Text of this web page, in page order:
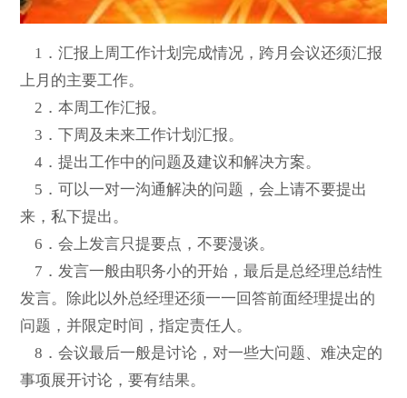
1．汇报上周工作计划完成情况，跨月会议还须汇报
上月的主要工作。
2．本周工作汇报。
3．下周及未来工作计划汇报。
4．提出工作中的问题及建议和解决方案。
5．可以一对一沟通解决的问题，会上请不要提出
来，私下提出。
6．会上发言只提要点，不要漫谈。
7．发言一般由职务小的开始，最后是总经理总结性
发言。除此以外总经理还须一一回答前面经理提出的
问题，并限定时间，指定责任人。
8．会议最后一般是讨论，对一些大问题、难决定的
事项展开讨论，要有结果。